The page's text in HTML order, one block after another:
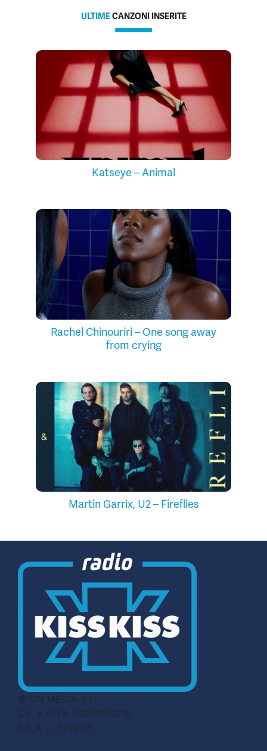
ULTIMECANZONI INSERITE
Katseye – Animal
Rachel Chinouriri – One song away
from crying
Martin Garrix, U2 – Fireflies
© CN MEDIA S.r.l.
C.F. e P.IVA 04998911210
R.E.A. n. 727803